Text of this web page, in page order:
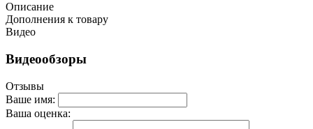
Описание
Дополнения к товару
Видео
Видеообзоры
Отзывы
Ваше имя:
Ваша оценка: